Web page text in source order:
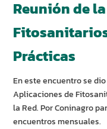
Reunión de
Prácticas
En este encuentro se
Aplicaciones de
la Red. Por Coninagro
encuentros mensuales.